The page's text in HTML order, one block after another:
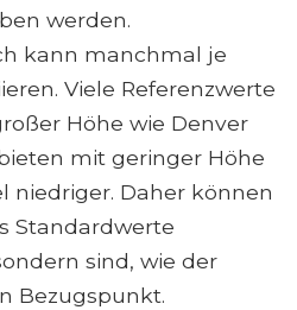
werden.
kann manchmal je
Viele Referenzwerte
Höhe wie Denver
mit geringer Höhe
niedriger. Daher können
Standardwerte
sind, wie der
Bezugspunkt.